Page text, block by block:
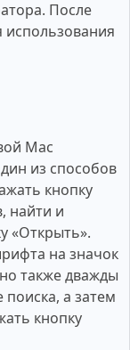
После
использования
Mac
из способов
кнопку
найти и
«Открыть».
на значок
также дважды
а затем
кнопку